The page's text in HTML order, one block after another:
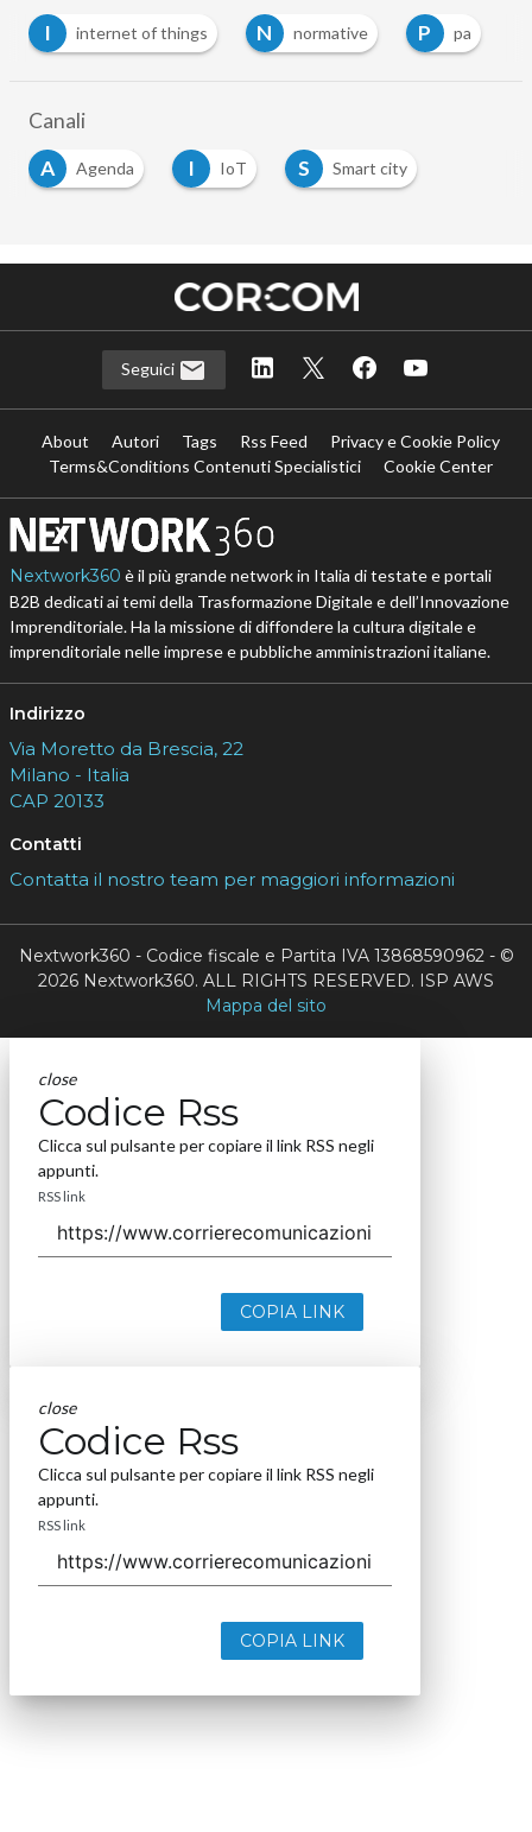
I
internet of things N normative P pa
Canali
A
Agenda I IoT S Smart city
Seguici
About Autori Tags Rss Feed
Privacy e Cookie Policy
Terms&Conditions Contenuti Specialistici
Cookie Center
Nextwork360 è il più grande network in Italia di testate e portali
B2B dedicati ai temi della Trasformazione Digitale e dell’Innovazione
Imprenditoriale. Ha la missione di diffondere la cultura digitale e
imprenditoriale nelle imprese e pubbliche amministrazioni italiane.
Indirizzo
Via Moretto da Brescia, 22
Milano - Italia
CAP 20133
Contatti
Contatta il nostro team per maggiori informazioni
Nextwork360 - Codice fiscale e Partita IVA 13868590962 - ©
2026 Nextwork360. ALL RIGHTS RESERVED. ISP AWS
Mappa del sito
close
Codice Rss
Clicca sul pulsante per copiare il link RSS negli
appunti.
RSS link
COPIA LINK
close
Codice Rss
Clicca sul pulsante per copiare il link RSS negli
appunti.
RSS link
COPIA LINK